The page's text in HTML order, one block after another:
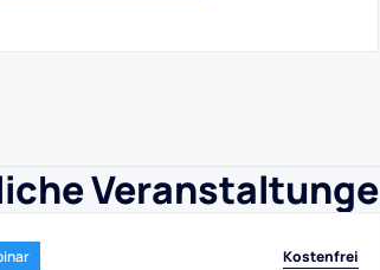
Kostenfrei